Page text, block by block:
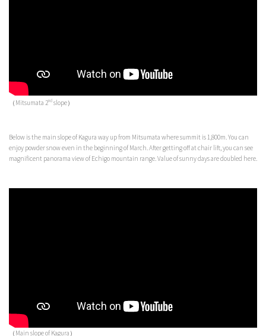
（Mitsumata 2nd slope）
Below is the main slope of Kagura way up from Mitsumata where summit is 1,800m. You can
enjoy powder snow even in the beginning of March. After getting off at chair lift, you can see
magnificent panorama view of Echigo mountain range. Value of sunny days are doubled here.
（Main slope of Kagura）